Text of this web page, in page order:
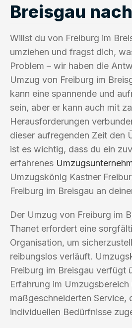
Breisgau
Willst du von Freiburg im
umziehen und fragst dich,
Problem – wir haben die
Umzug von Freiburg im
kann eine spannende und
sein, aber er kann auch mit
Herausforderungen
dieser aufregenden Zeit den
ist es wichtig, dass du ein
erfahrenes
Umzugskönig Kastner
Freiburg im Breisgau an
Der Umzug von Freiburg im
Thanet erfordert eine
Organisation, um
reibungslos verläuft.
Freiburg im Breisgau verfügt
Erfahrung im
maßgeschneiderten Service,
individuellen Bedürfnisse